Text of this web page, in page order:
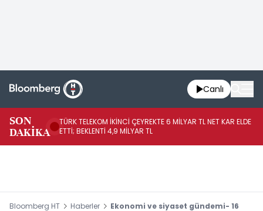
Canlı
SON
DAKİKA
TÜRK TELEKOM İKİNCİ ÇEYREKTE 6 MİLYAR TL NET KAR ELDE
ETTİ; BEKLENTİ 4,9 MİLYAR TL
Bloomberg HT Haberler
Ekonomi ve siyaset gündemi- 16